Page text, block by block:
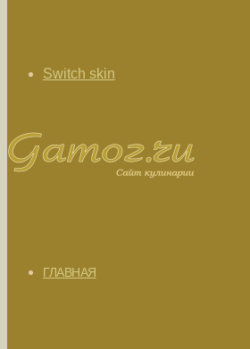
Switch skin
ГЛАВНАЯ